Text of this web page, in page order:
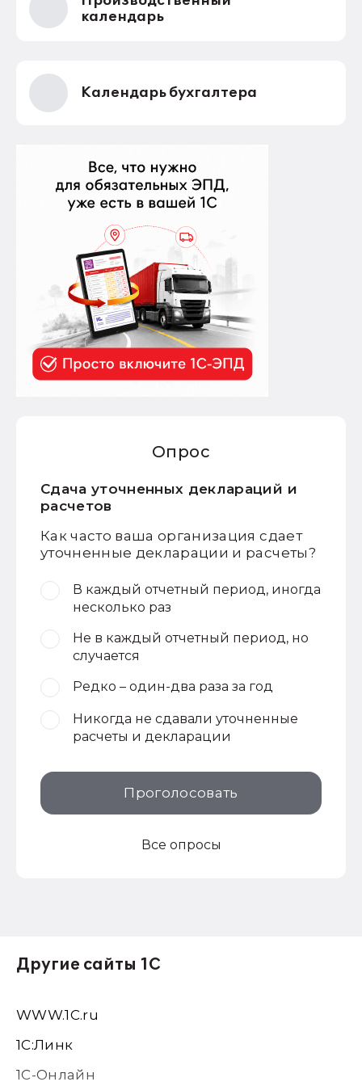
календарь
Календарь бухгалтера
Опрос
Сдача уточненных деклараций и
расчетов
Как часто ваша организация сдает
уточненные декларации и расчеты?
В каждый отчетный период, иногда
несколько раз
Не в каждый отчетный период, но
случается
Редко – один-два раза за год
Никогда не сдавали уточненные
расчеты и декларации
Проголосовать
Все опросы
Другие сайты 1С
WWW.1С.ru
1С:Линк
1С-Онлайн